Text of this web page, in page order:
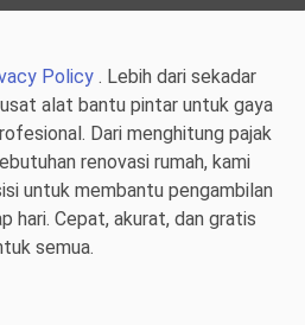
Policy. Lebih dari sekadar
alat bantu pintar untuk gaya
Dari menghitung pajak
renovasi rumah, kami
untuk membantu pengambilan
hari. Cepat, akurat, dan gratis
semua.